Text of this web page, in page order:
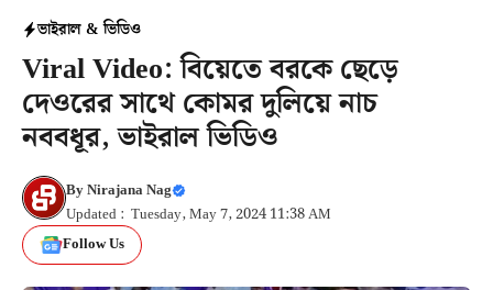
ভাইরাল & ভিডিও
Viral Video: বিয়েতে বরকে ছেড়ে
দেওরের সাথে কোমর দুলিয়ে নাচ
নববধূর, ভাইরাল ভিডিও
ByNirajana Nag
Updated : Tuesday, May 7, 2024 11:38 AM
Follow Us